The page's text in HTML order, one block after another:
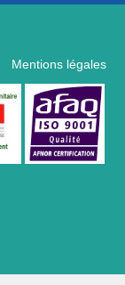
Mentions légales